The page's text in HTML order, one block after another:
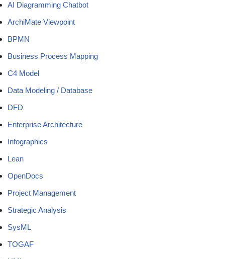
AI Diagramming Chatbot
ArchiMate Viewpoint
BPMN
Business Process Mapping
C4 Model
Data Modeling / Database
DFD
Enterprise Architecture
Infographics
Lean
OpenDocs
Project Management
Strategic Analysis
SysML
TOGAF